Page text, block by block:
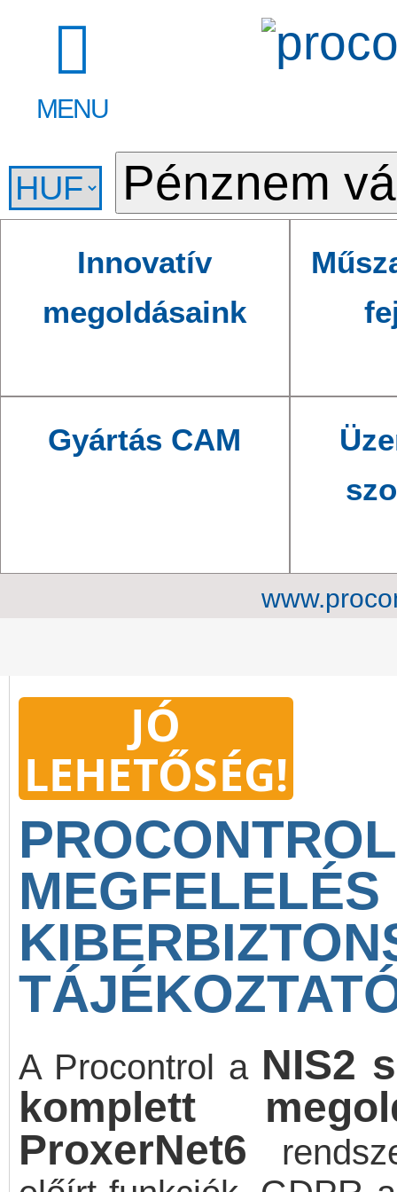
MENU
Innovatív
megoldásaink
Gyártás CAM
JÓ
LEHETŐSÉG!
A Procontrol a NIS2
komplett
ProxerNet6